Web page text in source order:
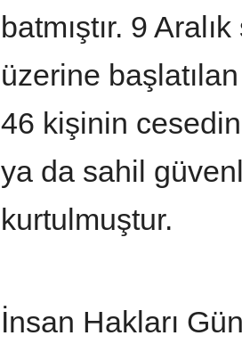
batmıştır. 9
üzerine
46 kişinin
ya da sahil
kurtulmuştur.
İnsan Hakları